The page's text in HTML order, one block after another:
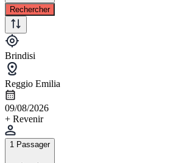
Rechercher
Brindisi
Reggio Emilia
09/08/2026
+ Revenir
1 Passager